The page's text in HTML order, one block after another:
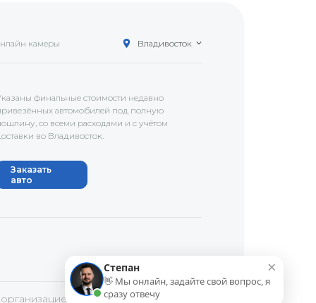
камеры Владивосток
финальные стоимости недавно
автомобилей под полную
со всеми расходами и с учётом
во Владивосток.
Заказать
авто
в России.
×
Степан
👋 Мы онлайн, задайте свой вопрос, я
сразу отвечу